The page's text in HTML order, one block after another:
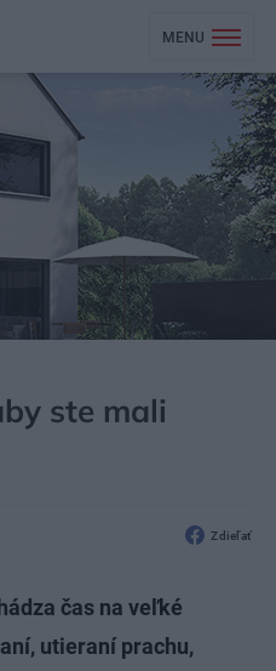
MENU
ste mali
Zdieľať
čas na veľké
utieraní prachu,